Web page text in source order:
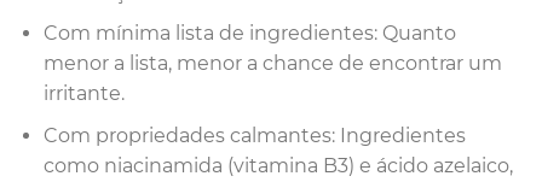
Com mínima lista de ingredientes: Quanto
menor a lista, menor a chance de encontrar um
irritante.
Com propriedades calmantes: Ingredientes
como niacinamida (vitamina B3) e ácido azelaico,